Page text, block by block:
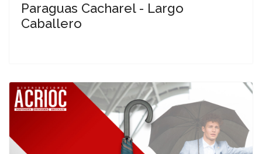
Paraguas Cacharel - Largo
Caballero